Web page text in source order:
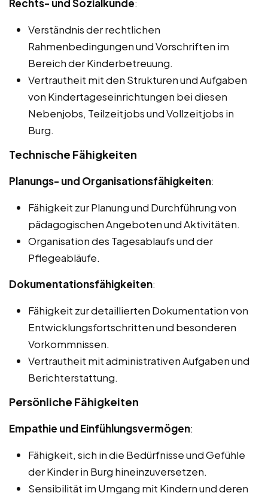
Rechts- und Sozialkunde:
Verständnis der rechtlichen
Rahmenbedingungen und Vorschriften im
Bereich der Kinderbetreuung.
Vertrautheit mit den Strukturen und Aufgaben
von Kindertageseinrichtungen bei diesen
Nebenjobs, Teilzeitjobs und Vollzeitjobs in
Burg.
Technische Fähigkeiten
Planungs- und Organisationsfähigkeiten:
Fähigkeit zur Planung und Durchführung von
pädagogischen Angeboten und Aktivitäten.
Organisation des Tagesablaufs und der
Pflegeabläufe.
Dokumentationsfähigkeiten:
Fähigkeit zur detaillierten Dokumentation von
Entwicklungsfortschritten und besonderen
Vorkommnissen.
Vertrautheit mit administrativen Aufgaben und
Berichterstattung.
Persönliche Fähigkeiten
Empathie und Einfühlungsvermögen:
Fähigkeit, sich in die Bedürfnisse und Gefühle
der Kinder in Burg hineinzuversetzen.
Sensibilität im Umgang mit Kindern und deren